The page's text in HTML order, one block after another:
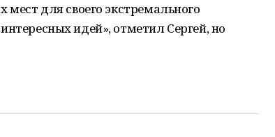
мест для своего экстремального
идей», отметил Сергей, но